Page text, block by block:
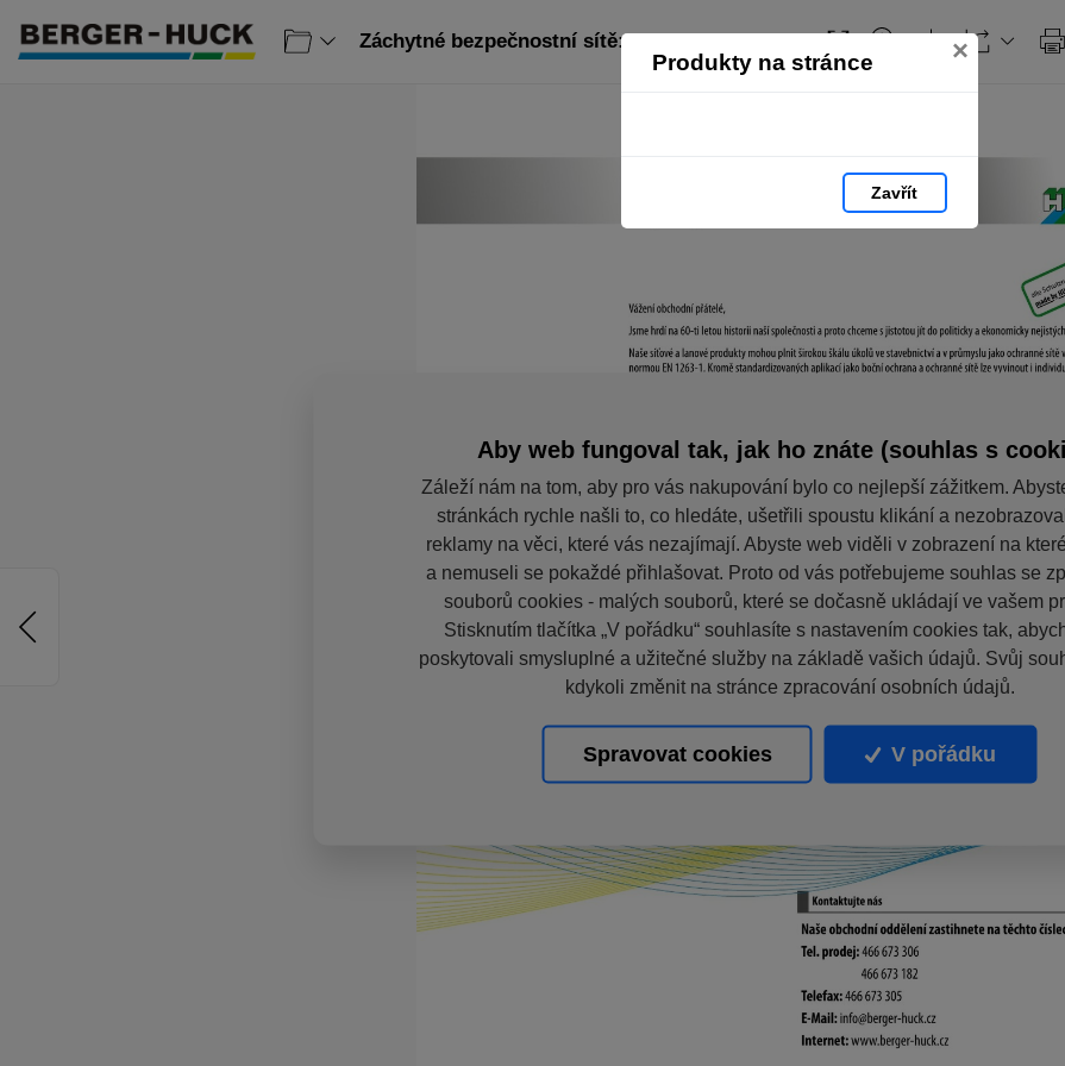
Produkty na stránce ×
Zavřít
Záchytné bezpečnostní sítě: strana 3
Aby web fungoval tak, jak ho znáte (souhlas s
Záleží nám na tom, aby pro vás nakupování bylo co nejlepší zážitkem.
stránkách rychle našli to, co hledáte, ušetřili spoustu klikání a
reklamy na věci, které vás nezajímají. Abyste web viděli v zobrazení na
a nemuseli se pokaždé přihlašovat. Proto od vás potřebujeme souhlas se
souborů cookies - malých souborů, které se dočasně ukládají ve vašem
Stisknutím tlačítka „V pořádku“ souhlasíte s nastavením cookies tak,
poskytovali smysluplné a užitečné služby na základě vašich údajů. Svůj
kdykoli změnit na stránce zpracování osobních údajů.
Spravovat cookies V pořádku